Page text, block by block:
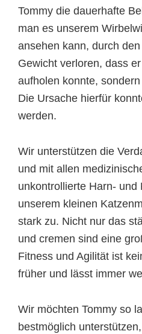
Tommy die dauerhafte
man es unserem
ansehen kann, durch
Gewicht verloren, dass
aufholen konnte,
Die Ursache hierfür
werden.
Wir unterstützen die
und mit allen
unkontrollierte Harn- und
unserem kleinen
stark zu. Nicht nur das
und cremen sind eine
Fitness und Agilität ist
früher und lässt immer
Wir möchten Tommy so
bestmöglich